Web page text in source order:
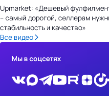
Upmarket: «Дешевый
– самый дорогой, селлерам
стабильность и качество»
Все видео
Мы в соцсетях